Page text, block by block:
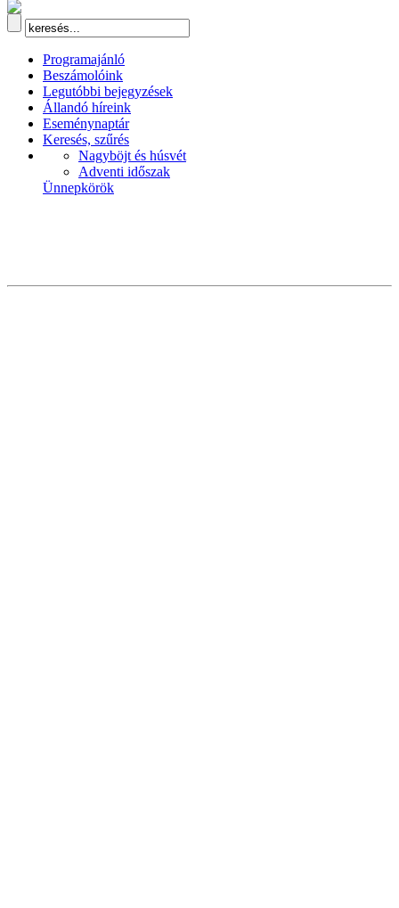
Programajánló
Beszámolóink
Legutóbbi bejegyzések
Állandó híreink
Eseménynaptár
Keresés, szűrés
Nagyböjt és húsvét
Adventi időszak
Ünnepkörök